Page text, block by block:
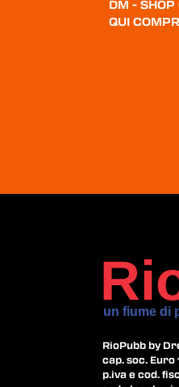
DM - SHOP
QUI
RioPubb by
cap. soc. Euro
p.iva e cod.